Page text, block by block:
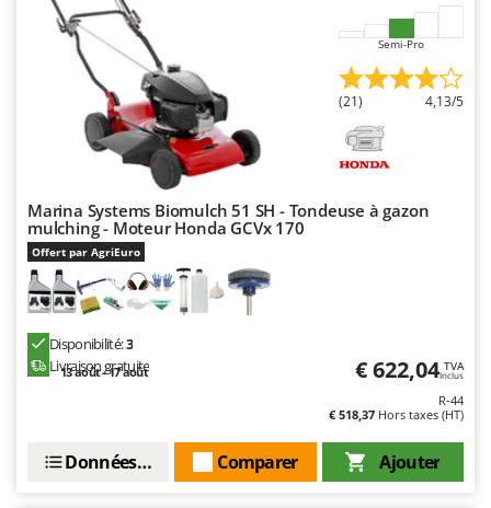
Oriental Koshin
Outdoorchef
Palazzetti
Palumbo Pavi
Paterlini
Philips
Pramac
Prismafood
R
R.G.V.
Redback
Semi-Pro
(21) 4,13/5
Marina Systems Biomulch 51 SH - Tondeuse à gazon
mulching - Moteur Honda GCVx 170
Offert par AgriEuro
Disponibilité:3
Livraison gratuite
13 août - 17 août € 622,04 TVA
Inclus
R-44
€ 518,37 Hors taxes (HT)
Ajouter
Comparer
Données techniques